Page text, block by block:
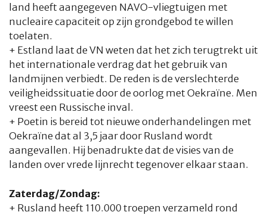
land heeft aangegeven NAVO-vliegtuigen met
nucleaire capaciteit op zijn grondgebod te willen
toelaten.
+ Estland laat de VN weten dat het zich terugtrekt uit
het internationale verdrag dat het gebruik van
landmijnen verbiedt. De reden is de verslechterde
veiligheidssituatie door de oorlog met Oekraïne. Men
vreest een Russische inval.
+ Poetin is bereid tot nieuwe onderhandelingen met
Oekraïne dat al 3,5 jaar door Rusland wordt
aangevallen. Hij benadrukte dat de visies van de
landen over vrede lijnrecht tegenover elkaar staan.
Zaterdag/Zondag:
+ Rusland heeft 110.000 troepen verzameld rond